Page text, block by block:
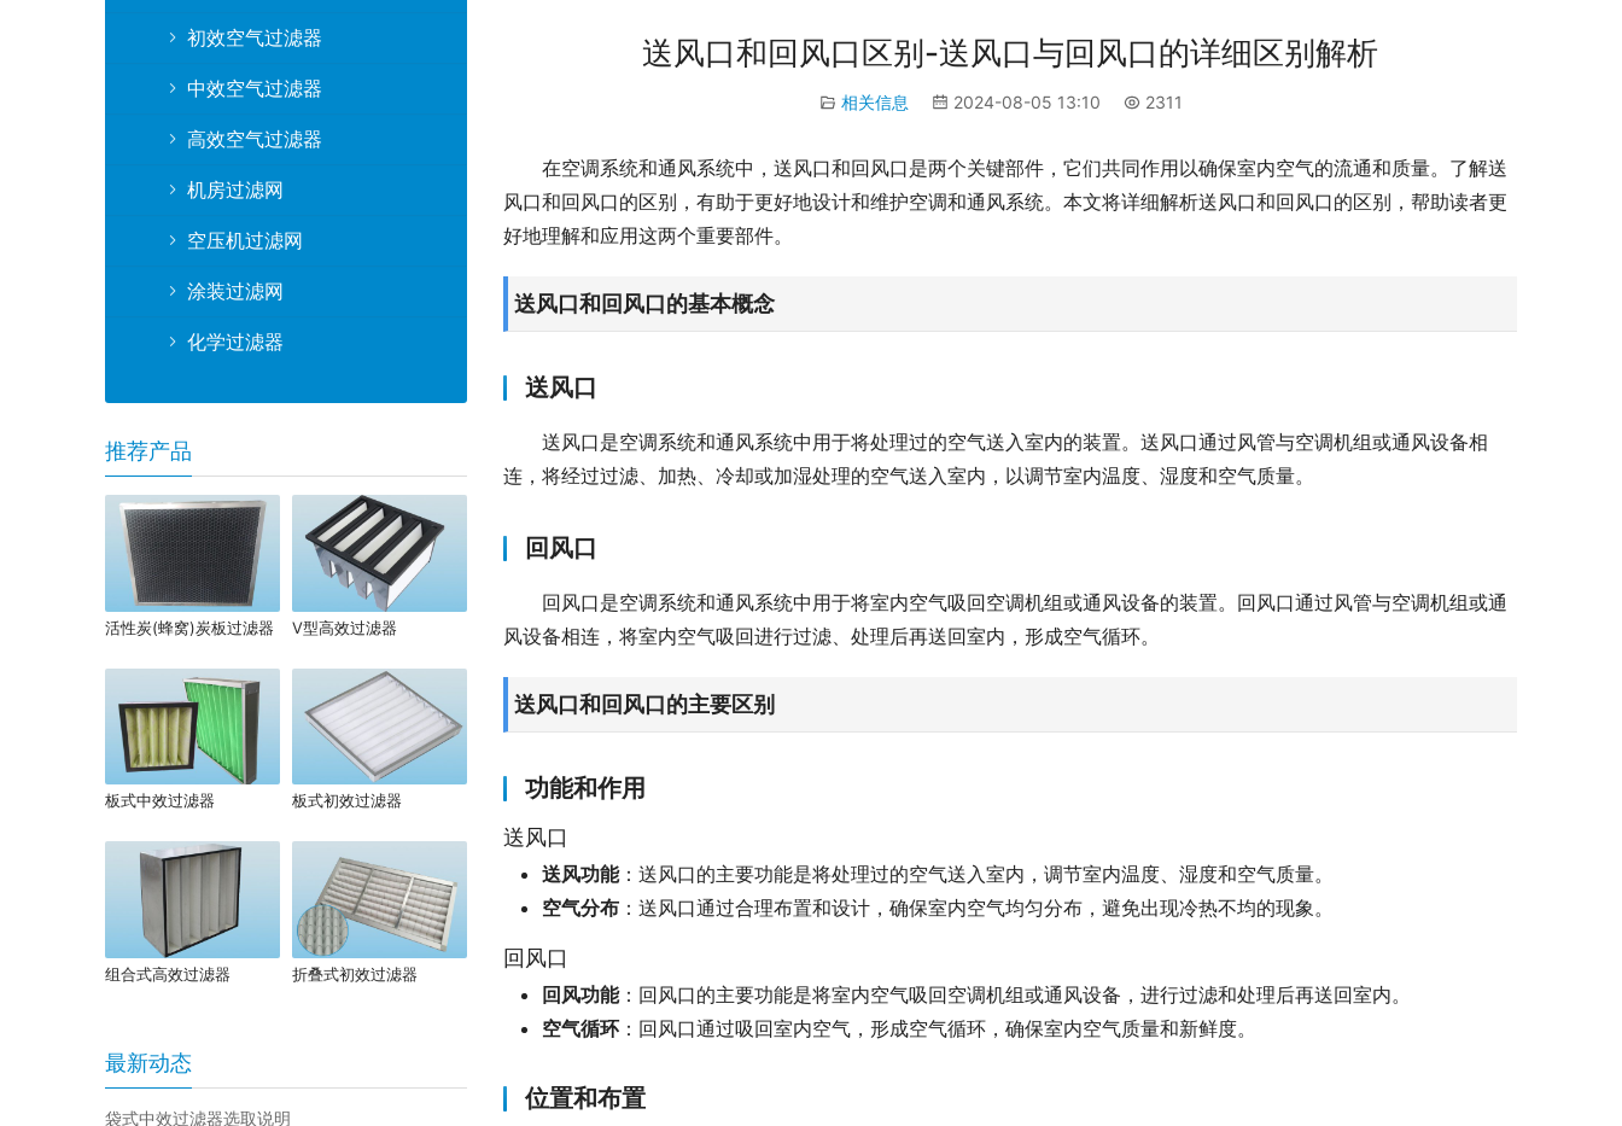
送风口和回风口区别-送风口与回风口的详细区别解析
相关信息 2024-08-05 13:10 2311
在空调系统和通风系统中，送风口和回风口是两个关键部件，它们共同作用以确保室内空气的流通和质量。了解送
风口和回风口的区别，有助于更好地设计和维护空调和通风系统。本文将详细解析送风口和回风口的区别，帮助读者更
好地理解和应用这两个重要部件。
送风口和回风口的基本概念
送风口
送风口是空调系统和通风系统中用于将处理过的空气送入室内的装置。送风口通过风管与空调机组或通风设备相
连，将经过过滤、加热、冷却或加湿处理的空气送入室内，以调节室内温度、湿度和空气质量。
回风口
回风口是空调系统和通风系统中用于将室内空气吸回空调机组或通风设备的装置。回风口通过风管与空调机组或通
风设备相连，将室内空气吸回进行过滤、处理后再送回室内，形成空气循环。
送风口和回风口的主要区别
功能和作用
送风口
送风功能：送风口的主要功能是将处理过的空气送入室内，调节室内温度、湿度和空气质量。
空气分布 ：送风口通过合理布置和设计，确保室内空气均匀分布，避免出现冷热不均的现象。
回风口
回风功能：回风口的主要功能是将室内空气吸回空调机组或通风设备，进行过滤和处理后再送回室内。
空气循环：回风口通过吸回室内空气，形成空气循环，确保室内空气质量和新鲜度。
位置和布置
初效空气过滤器
中效空气过滤器
高效空气过滤器
机房过滤网
空压机过滤网
涂装过滤网
化学过滤器
推荐产品
活性炭(蜂窝)炭板过滤器 V型高效过滤器
板式中效过滤器 板式初效过滤器
组合式高效过滤器 折叠式初效过滤器
最新动态
袋式中效过滤器选取说明